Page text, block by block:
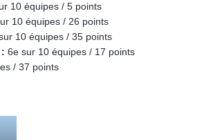
10 équipes / 5 points
10 équipes / 26 points
10 équipes / 35 points
6e sur 10 équipes / 17 points
/ 37 points